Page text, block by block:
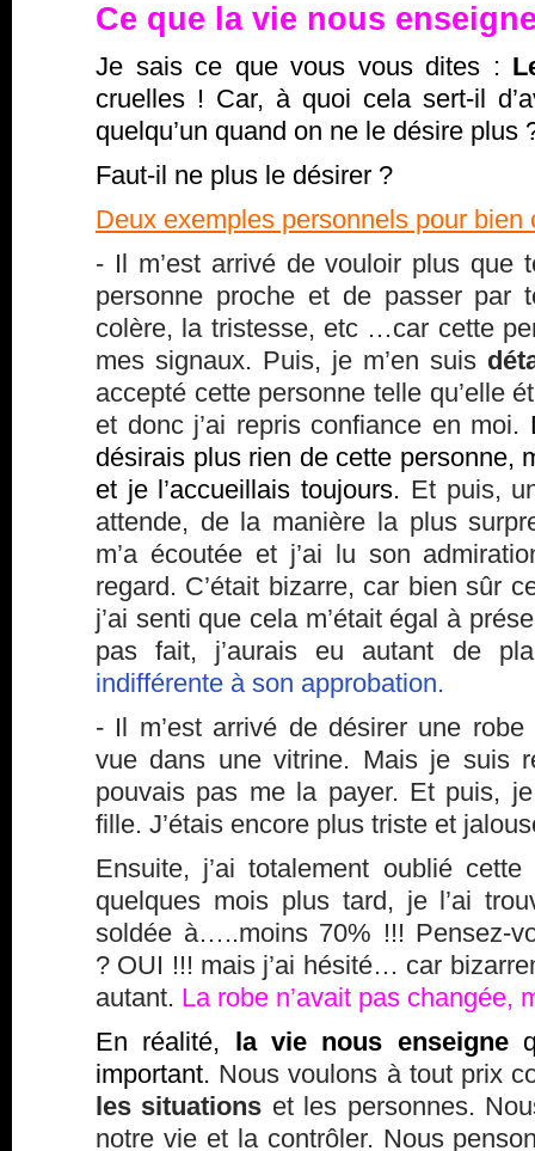
Ce que la vie nous
Je sais ce que vous vous dites :
cruelles ! Car, à quoi cela sert-il
quelqu’un quand on ne le désire plus
Faut-il ne plus le désirer ?
Deux exemples personnels pour bien
- Il m’est arrivé de vouloir plus que
personne proche et de passer par
colère, la tristesse, etc …car cette
mes signaux. Puis, je m’en suis
accepté cette personne telle qu’elle
et donc j’ai repris confiance en moi.
désirais plus rien de cette personne,
et je l’accueillais toujours. Et puis,
attende, de la manière la plus
m’a écoutée et j’ai lu son
regard. C’était bizarre, car bien sûr
j’ai senti que cela m’était égal à
pas fait, j’aurais eu autant de
indifférente à son approbation.
- Il m’est arrivé de désirer une robe
vue dans une vitrine. Mais je suis
pouvais pas me la payer. Et puis,
fille. J’étais encore plus triste et
Ensuite, j’ai totalement oublié
quelques mois plus tard, je l’ai
soldée à…..moins 70% !!! Pensez-
? OUI !!! mais j’ai hésité… car
autant. La robe n’avait pas changée,
En réalité, la vie nous enseigne
important. Nous voulons à tout prix
les situations et les personnes.
notre vie et la contrôler. Nous